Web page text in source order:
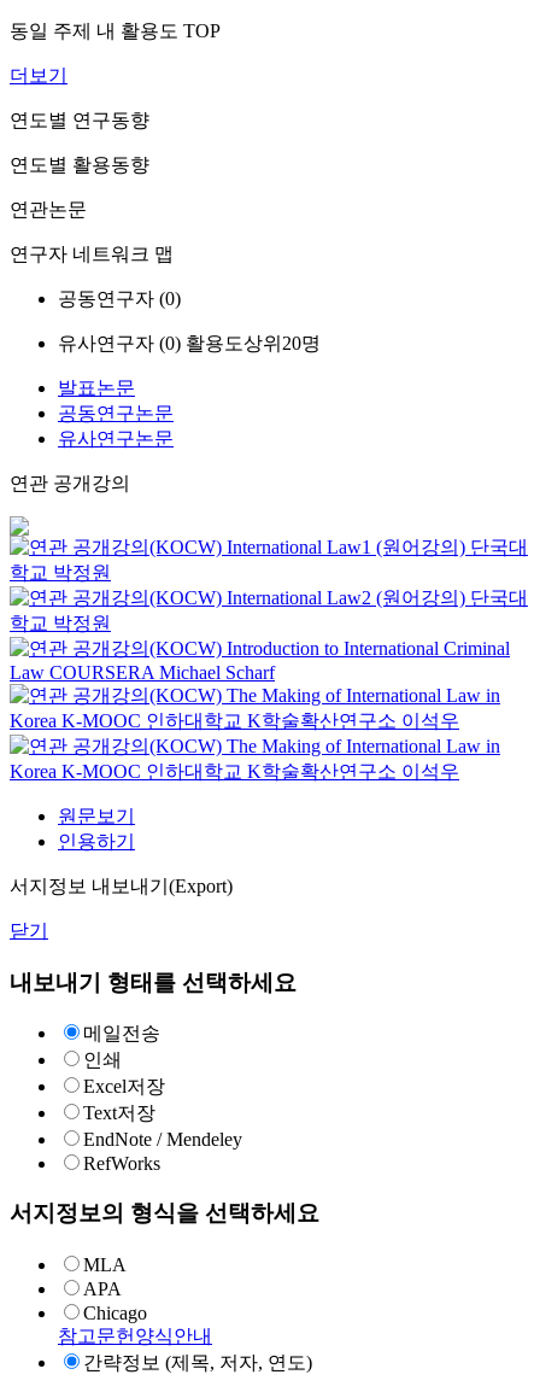
동일 주제 내 활용도 TOP
더보기
연도별 연구동향
연도별 활용동향
연관논문
연구자 네트워크 맵
공동연구자 (0)
유사연구자 (0) 활용도상위20명
발표논문
공동연구논문
유사연구논문
연관 공개강의
International Law1 (원어강의) 단국대
학교 박정원
International Law2 (원어강의) 단국대
학교 박정원
Introduction to International Criminal
Law COURSERA Michael Scharf
The Making of International Law in
Korea K-MOOC 인하대학교 K학술확산연구소 이석우
The Making of International Law in
Korea K-MOOC 인하대학교 K학술확산연구소 이석우
원문보기
인용하기
서지정보 내보내기(Export)
닫기
내보내기 형태를 선택하세요
메일전송
인쇄
Excel저장
Text저장
EndNote / Mendeley
RefWorks
서지정보의 형식을 선택하세요
MLA
APA
Chicago
참고문헌양식안내
간략정보 (제목, 저자, 연도)